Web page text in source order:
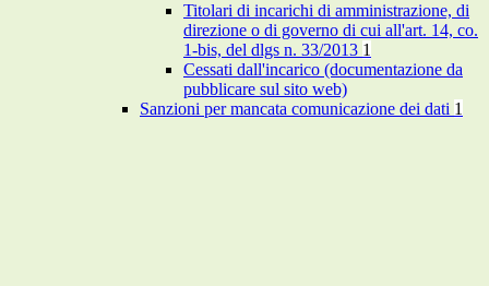
Titolari di incarichi di amministrazione, di
direzione o di governo di cui all'art. 14, co.
1-bis, del dlgs n. 33/2013 1
Cessati dall'incarico (documentazione da
pubblicare sul sito web)
Sanzioni per mancata comunicazione dei dati 1